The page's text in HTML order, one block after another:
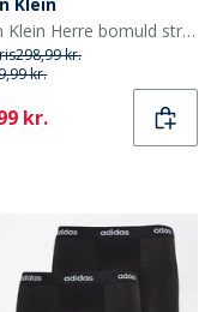
Calvin Klein Herre bomuld stretch tre pak bokser trusser Sort
298,99 kr.
kr.
kr.